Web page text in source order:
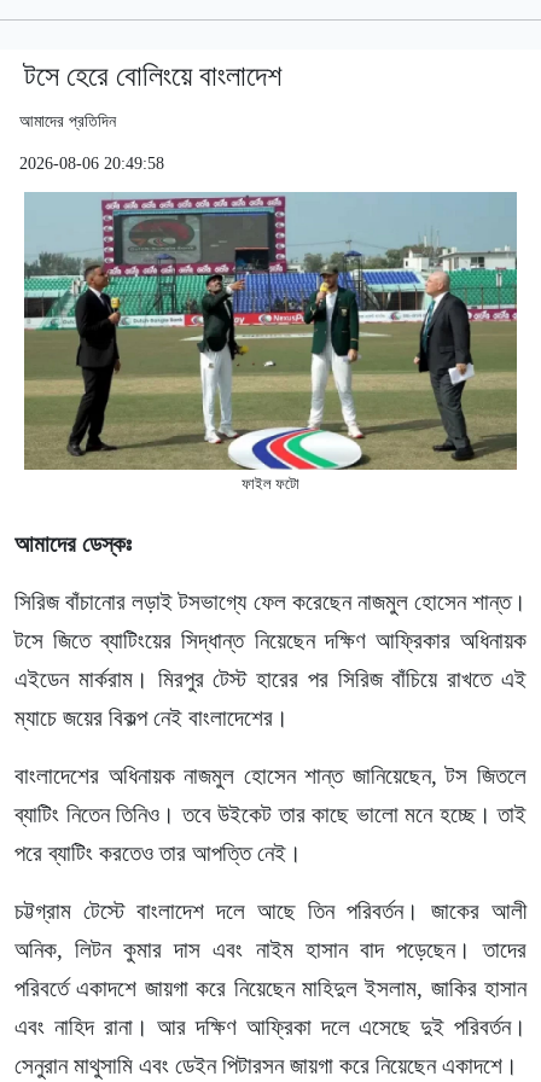
টসে হেরে বোলিংয়ে বাংলাদেশ
আমাদের প্রতিদিন
2026-08-06 20:49:58
ফাইল ফটো
আমাদের ডেস্কঃ
সিরিজ বাঁচানোর লড়াই টসভাগ্যে ফেল করেছেন নাজমুল হোসেন শান্ত।
টসে জিতে ব্যাটিংয়ের সিদ্ধান্ত নিয়েছেন দক্ষিণ আফ্রিকার অধিনায়ক
এইডেন মার্করাম। মিরপুর টেস্ট হারের পর সিরিজ বাঁচিয়ে রাখতে এই
ম্যাচে জয়ের বিকল্প নেই বাংলাদেশের।
বাংলাদেশের অধিনায়ক নাজমুল হোসেন শান্ত জানিয়েছেন, টস জিতলে
ব্যাটিং নিতেন তিনিও। তবে উইকেট তার কাছে ভালো মনে হচ্ছে। তাই
পরে ব্যাটিং করতেও তার আপত্তি নেই।
চট্টগ্রাম টেস্টে বাংলাদেশ দলে আছে তিন পরিবর্তন। জাকের আলী
অনিক, লিটন কুমার দাস এবং নাইম হাসান বাদ পড়েছেন। তাদের
পরিবর্তে একাদশে জায়গা করে নিয়েছেন মাহিদুল ইসলাম, জাকির হাসান
এবং নাহিদ রানা। আর দক্ষিণ আফ্রিকা দলে এসেছে দুই পরিবর্তন।
সেনুরান মাথুসামি এবং ডেইন পিটারসন জায়গা করে নিয়েছেন একাদশে।